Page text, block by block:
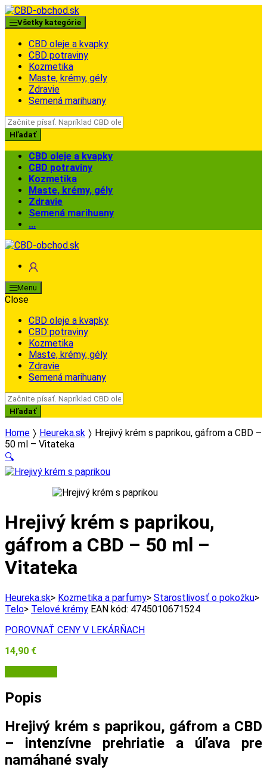
Skip
to
navigation
Skip
to
content
Všetky kategórie
CBD oleje a kvapky
CBD potraviny
Kozmetika
Maste, krémy, gély
Zdravie
Semená marihuany
Search
for:
Hľadať
CBD oleje a kvapky
CBD potraviny
Kozmetika
Maste, krémy, gély
Zdravie
Semená marihuany
...
Menu
Close
CBD oleje a kvapky
CBD potraviny
Kozmetika
Maste, krémy, gély
Zdravie
Semená marihuany
Search
for:
Hľadať
Home Heureka.sk
Hrejivý krém s paprikou, gáfrom a CBD –
50 ml – Vitateka
🔍
Hrejivý krém s paprikou,
gáfrom a CBD – 50 ml –
Vitateka
Heureka.sk> Kozmetika a parfumy> Starostlivosť o pokožku>
Telo> Telové krémy EAN kód: 4745010671524
POROVNAŤ CENY V LEKÁRŇACH
14,90 €
Popis
Hrejivý krém s paprikou, gáfrom a CBD
– intenzívne prehriatie a úľava pre
namáhané svaly